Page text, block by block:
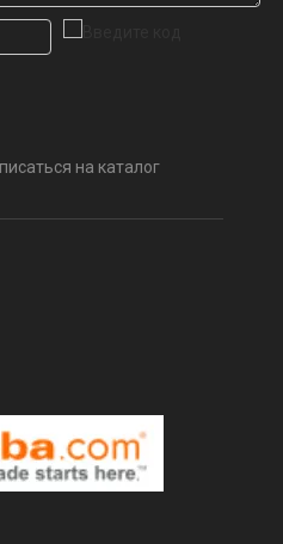
на каталог